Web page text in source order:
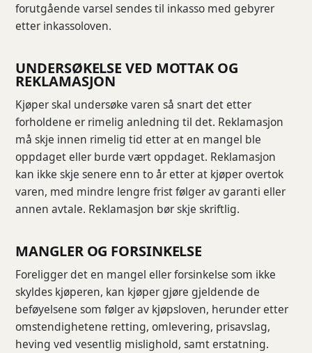
forutgående varsel sendes til inkasso med gebyrer
etter inkassoloven.
UNDERSØKELSE VED MOTTAK OG
REKLAMASJON
Kjøper skal undersøke varen så snart det etter
forholdene er rimelig anledning til det. Reklamasjon
må skje innen rimelig tid etter at en mangel ble
oppdaget eller burde vært oppdaget. Reklamasjon
kan ikke skje senere enn to år etter at kjøper overtok
varen, med mindre lengre frist følger av garanti eller
annen avtale. Reklamasjon bør skje skriftlig.
MANGLER OG FORSINKELSE
Foreligger det en mangel eller forsinkelse som ikke
skyldes kjøperen, kan kjøper gjøre gjeldende de
beføyelsene som følger av kjøpsloven, herunder etter
omstendighetene retting, omlevering, prisavslag,
heving ved vesentlig mislighold, samt erstatning.